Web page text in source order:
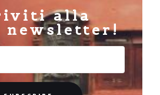
alla
newsletter!